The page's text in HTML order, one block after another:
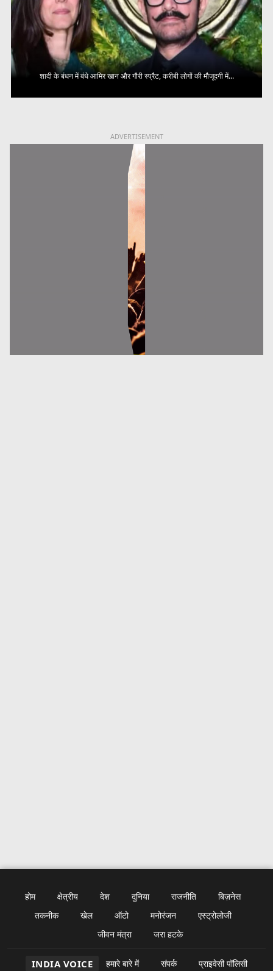
शादी के बंधन में बंधे आमिर खान और गौरी स्प्रैट, करीबी लोगों की मौजूदगी में...
ADVERTISEMENT
होम क्षेत्रीय देश दुनिया राजनीति
बिज़नेस
तकनीक
खेल ऑटो मनोरंजन
एस्ट्रोलोजी
जीवन मंत्रा
जरा हटके
INDIA VOICE हमारे बारे में संपर्क प्राइवेसी पॉलिसी